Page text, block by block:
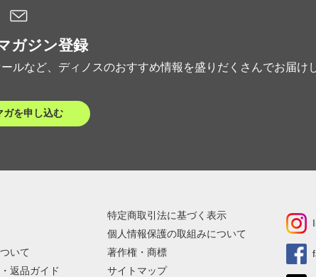
ガジン登録
ルなど、ディノスのおすすめ情報を盛りだくさんでお届け
ガを申し込む
いて
返品ガイド
特定商取引法に基づく表示
個人情報保護の取組みについて
著作権・商標
サイトマップ